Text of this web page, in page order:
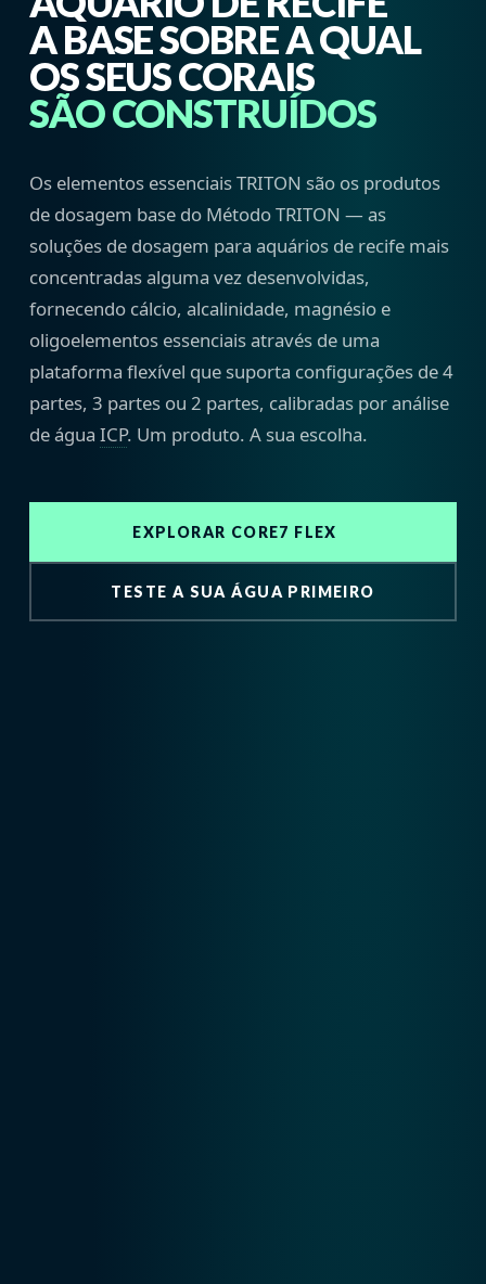
A BASE SOBRE A QUAL
OS SEUS CORAIS
SÃO CONSTRUÍDOS
Os elementos essenciais TRITON são os produtos
de dosagem base do Método TRITON — as
soluções de dosagem para aquários de recife mais
concentradas alguma vez desenvolvidas,
fornecendo cálcio, alcalinidade, magnésio e
oligoelementos essenciais através de uma
plataforma flexível que suporta configurações de 4
partes, 3 partes ou 2 partes, calibradas por análise
de água ICP. Um produto. A sua escolha.
EXPLORAR CORE7 FLEX
TESTE A SUA ÁGUA PRIMEIRO